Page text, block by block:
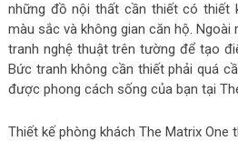
những đồ nội thất cần thiết có thiết
màu sắc và không gian căn hộ.
tranh nghệ thuật trên tường để tạo
Bức tranh không cần thiết phải quá
được phong cách sống của bạn tại
Thiết kế phòng khách The Matrix